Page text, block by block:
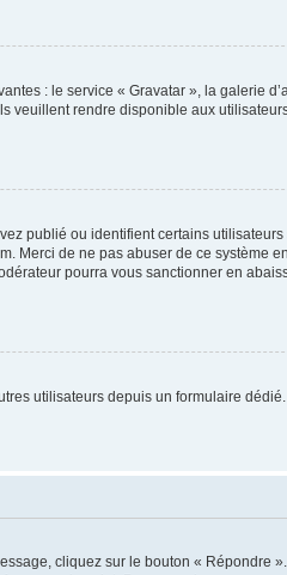
: le service « Gravatar », la galerie
veuillent rendre disponible aux
publié ou identifient certains
Merci de ne pas abuser de ce système
pourra vous sanctionner en
utilisateurs depuis un formulaire
cliquez sur le bouton « Répondre